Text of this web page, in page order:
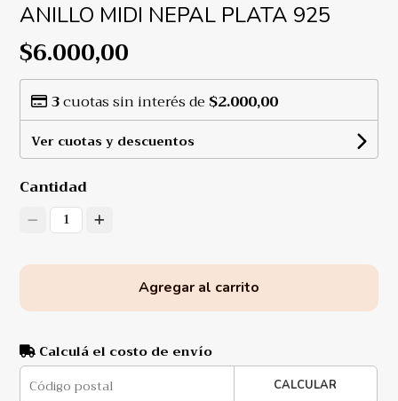
ANILLO MIDI NEPAL PLATA 925
$6.000,00
3cuotas sin interés de $2.000,00
Ver cuotas y descuentos
Cantidad
1
Agregar al carrito
Calculá el costo de envío
CALCULAR